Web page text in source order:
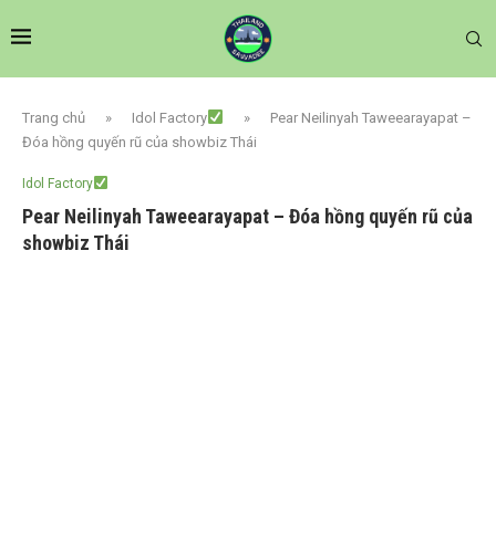
Trang chủ » Idol Factory »
Pear Neilinyah Taweearayapat –
Đóa hồng quyến rũ của showbiz Thái
Idol Factory
Pear Neilinyah Taweearayapat – Đóa hồng quyến rũ của
showbiz Thái